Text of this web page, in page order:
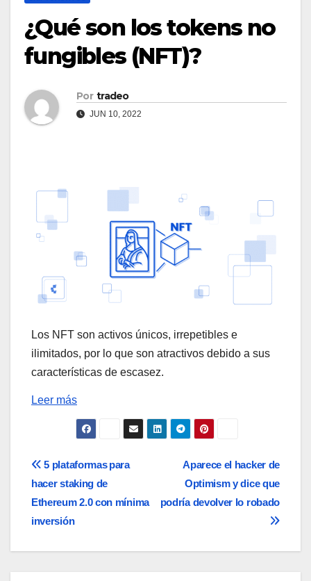
¿Qué son los tokens no
fungibles (NFT)?
Por tradeo
JUN 10, 2022
Los NFT son activos únicos, irrepetibles e
ilimitados, por lo que son atractivos debido a sus
características de escasez.
Leer más
Navegación
de
entradas
Aparece el hacker de
Optimism y dice que
podría devolver lo robado
5 plataformas para
hacer staking de
Ethereum 2.0 con mínima
inversión